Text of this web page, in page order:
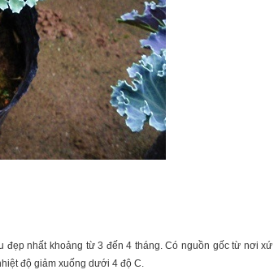
nhất khoảng từ 3 đến 4 tháng. Có nguồn gốc từ nơi
độ giảm xuống dưới 4 độ C.